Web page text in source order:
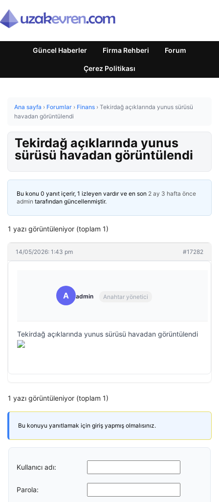
Güncel Haberler Firma Rehberi Forum
Çerez Politikası
Ana sayfa › Forumlar › Finans › Tekirdağ açıklarında yunus sürüsü
havadan görüntülendi
Tekirdağ açıklarında yunus
sürüsü havadan görüntülendi
Bu konu 0 yanıt içerir, 1 izleyen vardır ve en son 2 ay 3 hafta önce
admin tarafından güncellenmiştir.
1 yazı görüntüleniyor (toplam 1)
14/05/2026: 1:43 pm #17282
A admin Anahtar yönetici
Tekirdağ açıklarında yunus sürüsü havadan görüntülendi
1 yazı görüntüleniyor (toplam 1)
Bu konuyu yanıtlamak için giriş yapmış olmalısınız.
Kullanıcı adı:
Parola: